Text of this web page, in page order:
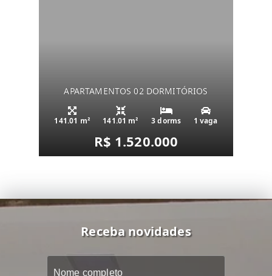
APARTAMENTOS 02 DORMITÓRIOS
141.01 m² 141.01 m² 3 dorms 1 vaga
R$ 1.520.000
Receba novidades